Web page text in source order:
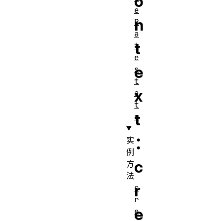
n
t
e
x
t
：
c
r
e
e
R
a
t
e
s
t
a
t
e
实
例
方
法
c
r
e